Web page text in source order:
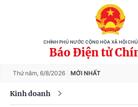
CHÍNH PHỦ NƯỚC CỘNG HÒA XÃ HỘI
Báo Điện tử
Thứ năm, 6/8/2026 MỚI NHẤT
Kinh doanh